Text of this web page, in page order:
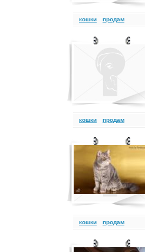
кошки продам
кошки продам
кошки продам